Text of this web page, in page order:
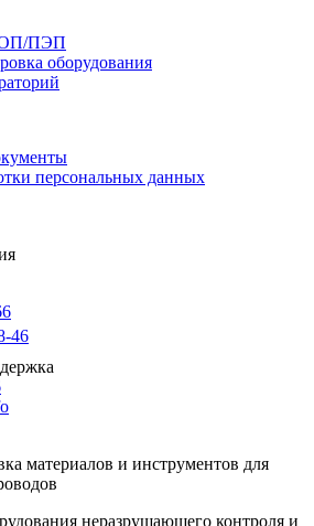
ПЭП
оборудования
персональных данных
46
материалов и инструментов для
неразрушающего контроля и